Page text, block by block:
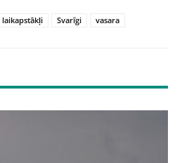
laikapstākļi Svarīgi
vasara